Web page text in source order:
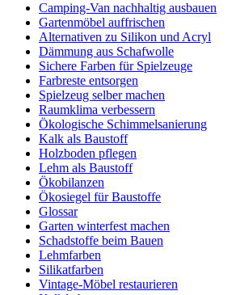
Camping-Van nachhaltig ausbauen
Gartenmöbel auffrischen
Alternativen zu Silikon und Acryl
Dämmung aus Schafwolle
Sichere Farben für Spielzeuge
Farbreste entsorgen
Spielzeug selber machen
Raumklima verbessern
Ökologische Schimmelsanierung
Kalk als Baustoff
Holzboden pflegen
Lehm als Baustoff
Ökobilanzen
Ökosiegel für Baustoffe
Glossar
Garten winterfest machen
Schadstoffe beim Bauen
Lehmfarben
Silikatfarben
Vintage-Möbel restaurieren